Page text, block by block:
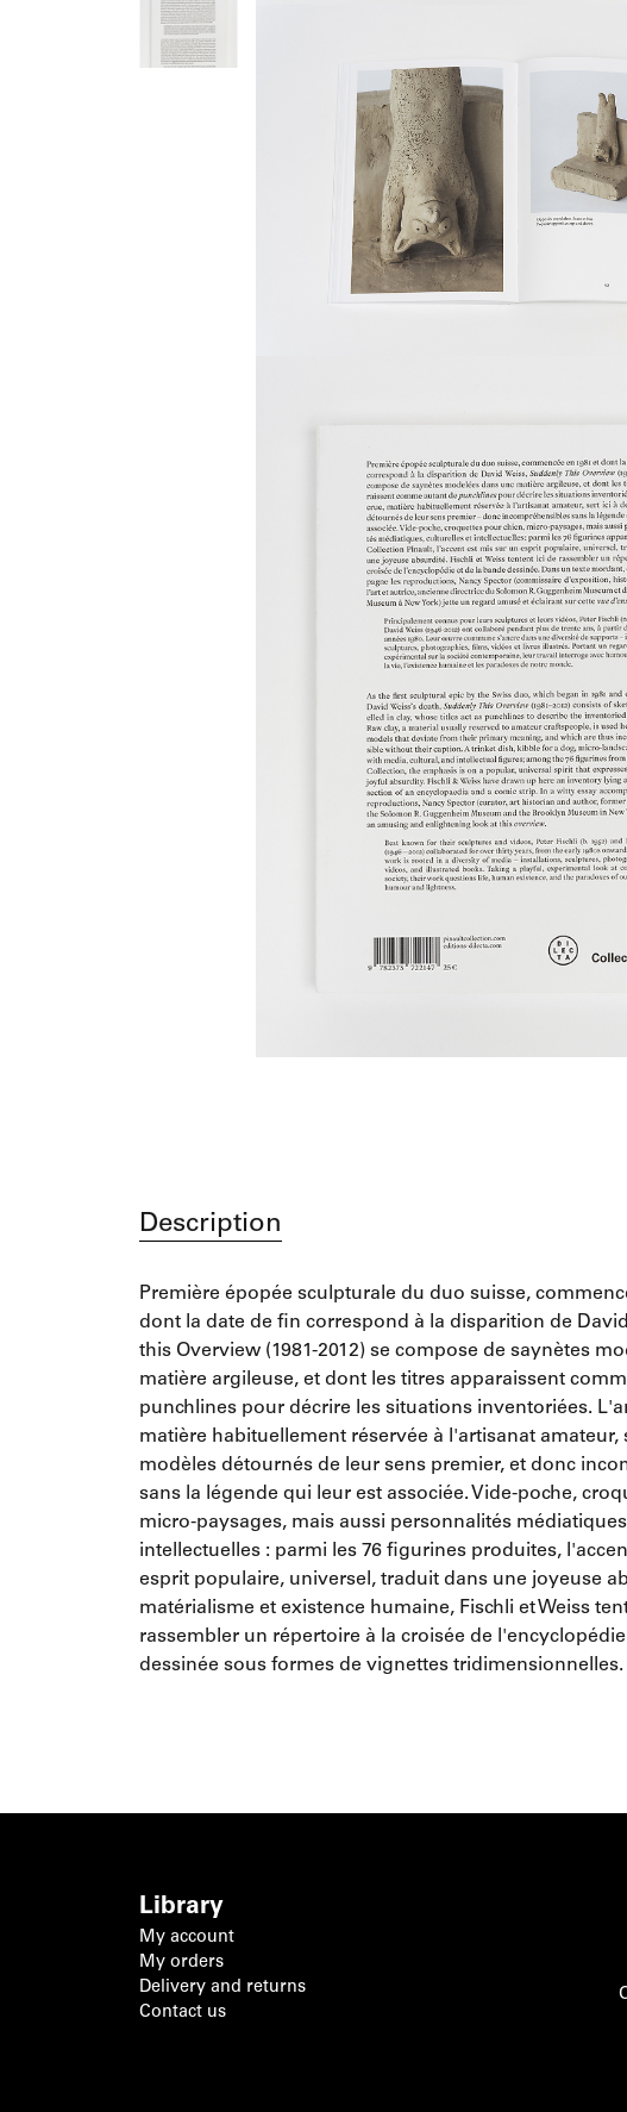
Description
Première épopée sculpturale du duo suisse,
dont la date de fin correspond à la disparition de
this Overview (1981-2012) se compose de saynètes
matière argileuse, et dont les titres apparaissent
punchlines pour décrire les situations inventoriées.
matière habituellement réservée à l'artisanat amateur,
modèles détournés de leur sens premier, et donc
sans la légende qui leur est associée. Vide-poche,
micro-paysages, mais aussi personnalités
intellectuelles : parmi les 76 figurines produites,
esprit populaire, universel, traduit dans une joyeuse
matérialisme et existence humaine, Fischli et Weiss
rassembler un répertoire à la croisée de
dessinée sous formes de vignettes tridimensionnelles.
Library
My account
My orders
Delivery and returns
Contact us